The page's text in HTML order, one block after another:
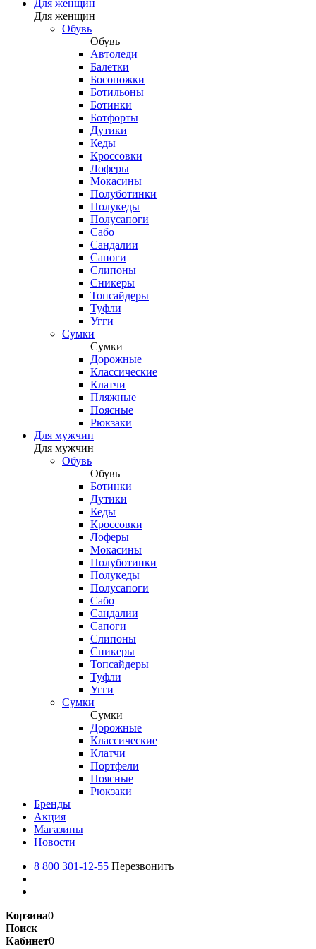
Для женщин
Для женщин
Обувь
Обувь
Автоледи
Балетки
Босоножки
Ботильоны
Ботинки
Ботфорты
Дутики
Кеды
Кроссовки
Лоферы
Мокасины
Полуботинки
Полукеды
Полусапоги
Сабо
Сандалии
Сапоги
Слипоны
Сникеры
Топсайдеры
Туфли
Угги
Сумки
Сумки
Дорожные
Классические
Клатчи
Пляжные
Поясные
Рюкзаки
Для мужчин
Для мужчин
Обувь
Обувь
Ботинки
Дутики
Кеды
Кроссовки
Лоферы
Мокасины
Полуботинки
Полукеды
Полусапоги
Сабо
Сандалии
Сапоги
Слипоны
Сникеры
Топсайдеры
Туфли
Угги
Сумки
Сумки
Дорожные
Классические
Клатчи
Портфели
Поясные
Рюкзаки
Бренды
Акция
Магазины
Новости
8 800 301-12-55 Перезвонить
Корзина0
Поиск
Кабинет0